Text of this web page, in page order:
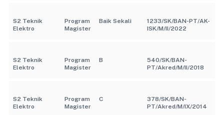
S2 Teknik
Elektro
Program
Magister
Baik Sekali
1233/SK/BAN-PT/AK-
ISK/M/II/2022
S2 Teknik
Elektro
Program
Magister
B
540/SK/BAN-
PT/Akred/M/II/2018
S2 Teknik
Elektro
Program
Magister
C
378/SK/BAN-
PT/Akred/M/IX/2014